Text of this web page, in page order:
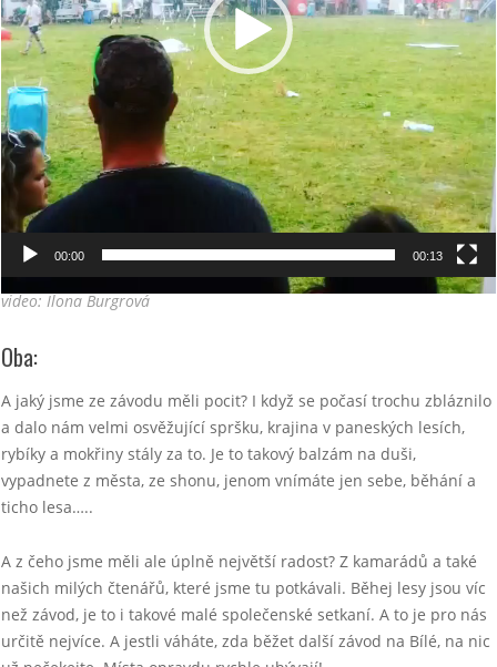
00:00 00:13
video: Ilona Burgrová
Oba:
A jaký jsme ze závodu měli pocit? I když se počasí trochu zbláznilo
a dalo nám velmi osvěžující spršku, krajina v paneských lesích,
rybíky a mokřiny stály za to. Je to takový balzám na duši,
vypadnete z města, ze shonu, jenom vnímáte jen sebe, běhání a
ticho lesa…..
A z čeho jsme měli ale úplně největší radost? Z kamarádů a také
našich milých čtenářů, které jsme tu potkávali. Běhej lesy jsou víc
než závod, je to i takové malé společenské setkaní. A to je pro nás
určitě nejvíce. A jestli váháte, zda běžet další závod na Bílé, na nic